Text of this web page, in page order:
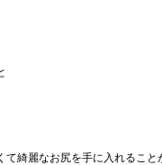
綺麗なお尻を手に入れること